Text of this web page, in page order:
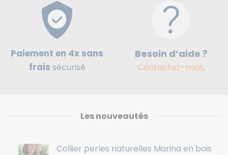
Paiement en 4x sans
frais sécurisé
Besoin d’aide ?
Contactez-nous.
Les nouveautés
Collier perles naturelles Marina en bois